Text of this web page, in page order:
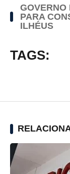
GOVERNO
PARA
ILHÉUS
TAGS: